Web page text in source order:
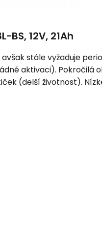
12V, 21Ah
stále vyžaduje
aktivaci).
(delší životnost).